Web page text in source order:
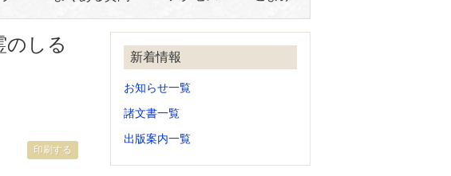
のしる
印刷する
新着情報
お知らせ一覧
諸文書一覧
出版案内一覧